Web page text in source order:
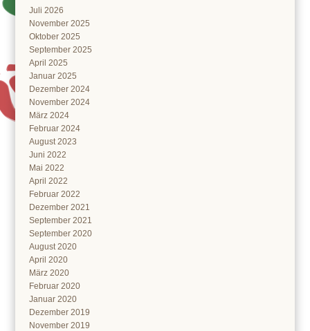
Juli 2026
November 2025
Oktober 2025
September 2025
April 2025
Januar 2025
Dezember 2024
November 2024
März 2024
Februar 2024
August 2023
Juni 2022
Mai 2022
April 2022
Februar 2022
Dezember 2021
September 2021
September 2020
August 2020
April 2020
März 2020
Februar 2020
Januar 2020
Dezember 2019
November 2019